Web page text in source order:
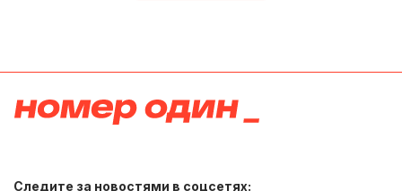
Следите за новостями в соцсетях: